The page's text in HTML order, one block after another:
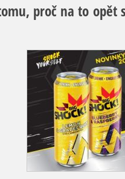
proč na to opět